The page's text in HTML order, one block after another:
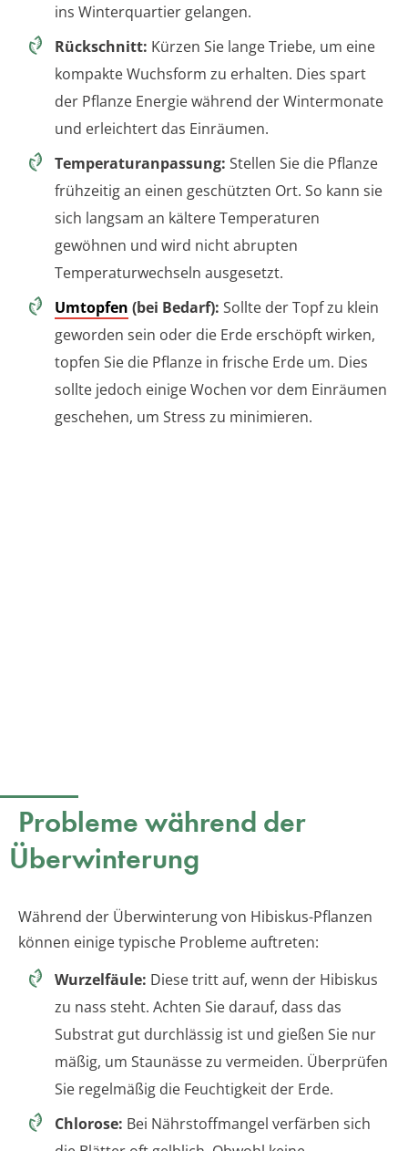
ins Winterquartier gelangen.
Rückschnitt: Kürzen Sie lange Triebe, um eine
kompakte Wuchsform zu erhalten. Dies spart
der Pflanze Energie während der Wintermonate
und erleichtert das Einräumen.
Temperaturanpassung: Stellen Sie die Pflanze
frühzeitig an einen geschützten Ort. So kann sie
sich langsam an kältere Temperaturen
gewöhnen und wird nicht abrupten
Temperaturwechseln ausgesetzt.
Umtopfen (bei Bedarf): Sollte der Topf zu klein
geworden sein oder die Erde erschöpft wirken,
topfen Sie die Pflanze in frische Erde um. Dies
sollte jedoch einige Wochen vor dem Einräumen
geschehen, um Stress zu minimieren.
Probleme während der
Überwinterung
Während der Überwinterung von Hibiskus-Pflanzen
können einige typische Probleme auftreten:
Wurzelfäule: Diese tritt auf, wenn der Hibiskus
zu nass steht. Achten Sie darauf, dass das
Substrat gut durchlässig ist und gießen Sie nur
mäßig, um Staunässe zu vermeiden. Überprüfen
Sie regelmäßig die Feuchtigkeit der Erde.
Chlorose: Bei Nährstoffmangel verfärben sich